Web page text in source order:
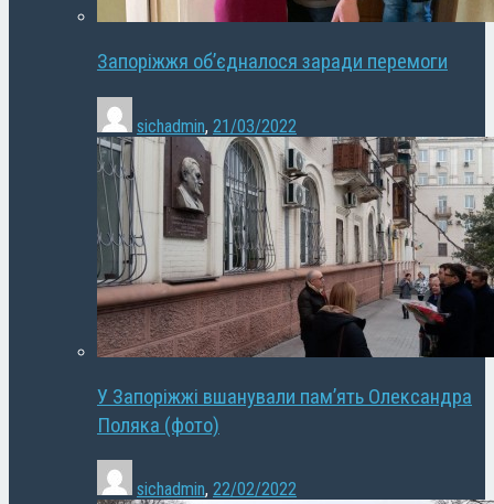
Запоріжжя об’єдналося заради перемоги
sichadmin, 21/03/2022
У Запоріжжі вшанували пам’ять Олександра
Поляка (фото)
sichadmin, 22/02/2022